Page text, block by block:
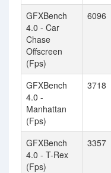
GFXBench
4.0 - Car
Chase
Offscreen
(Fps)
6096
GFXBench
4.0 -
Manhattan
(Fps)
3718
GFXBench
4.0 - T-Rex
(Fps)
3357